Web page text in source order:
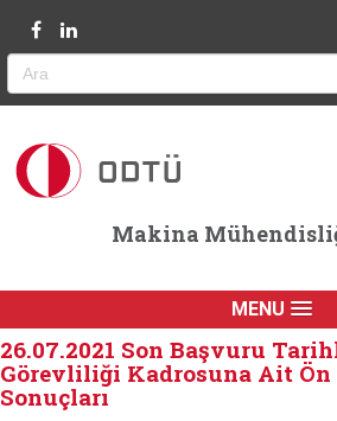
Makina
MENU
26.07.2021 Son Başvuru
Görevliliği Kadrosuna Ait Ön
Sonuçları